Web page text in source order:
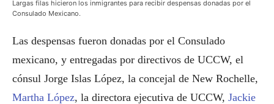
Largas filas hicieron los inmigrantes para recibir despensas donadas por el
Consulado Mexicano.
Las despensas fueron donadas por el Consulado
mexicano, y entregadas por directivos de UCCW, el
cónsul Jorge Islas López, la concejal de New Rochelle,
Martha López, la directora ejecutiva de UCCW, Jackie